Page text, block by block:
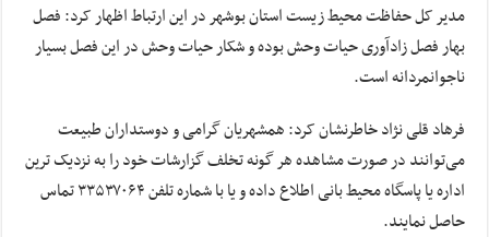
مدیر کل حفاظت محیط زیست استان بوشهر در این ارتباط اظهار کرد: فصل
بهار فصل زادآوری حیات وحش بوده و شکار حیات وحش در این فصل بسیار
ناجوانمردانه است.
فرهاد قلی نژاد خاطرنشان کرد: همشهریان گرامی و دوستداران طبیعت
می‌توانند در صورت مشاهده هر گونه تخلف گزارشات خود را به نزدیکترین
اداره یا پاسگاه محیط بانی اطلاع داده و یا با شماره تلفن ۳۳۵۳۷۰۶۴ تماس
حاصل نمایند.